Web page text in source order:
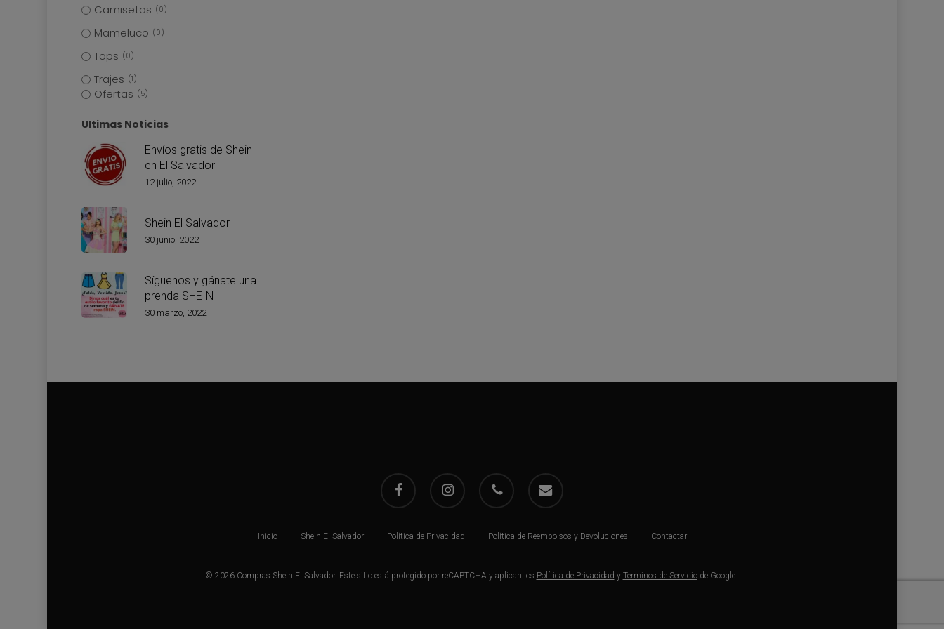
Camisetas 0
Mameluco 0
Tops 0
Trajes 1
Ofertas 5
Ultimas Noticias
Envíos gratis de Shein
en El Salvador
12 julio, 2022
Shein El Salvador
30 junio, 2022
Síguenos y gánate una
prenda SHEIN
30 marzo, 2022
facebook instagram phone email
Inicio Shein El Salvador Política de Privacidad Política de Reembolsos y Devoluciones Contactar
© 2026 Compras Shein El Salvador. Este sitio está protegido por reCAPTCHA y aplican los Política de Privacidad y Terminos de Serviciode Google..